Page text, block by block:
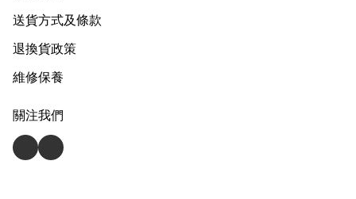
送貨方式及條款
退換貨政策
維修保養
關注我們